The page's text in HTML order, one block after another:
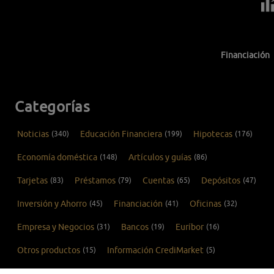
Financiación
Categorías
Noticias (340) Educación Financiera (199) Hipotecas (176)
Economía doméstica (148) Artículos y guías (86)
Tarjetas (83) Préstamos (79) Cuentas (65) Depósitos (47)
Inversión y Ahorro (45) Financiación (41) Oficinas (32)
Empresa y Negocios (31) Bancos (19) Euríbor (16)
Otros productos (15) Información CrediMarket (5)